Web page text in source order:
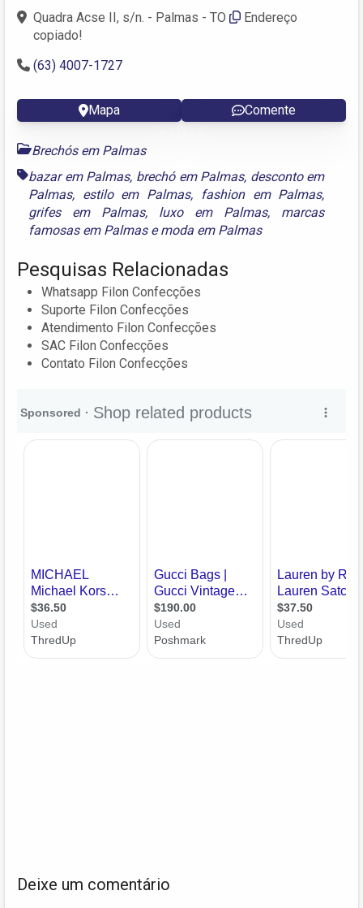
Quadra Acse II, s/n. - Palmas - TO
Endereço
copiado!
(63) 4007-1727
Mapa Comente
Brechós em Palmas
bazar em Palmas, brechó em Palmas, desconto em
Palmas, estilo em Palmas, fashion em Palmas,
grifes em Palmas, luxo em Palmas, marcas
famosas em Palmasemoda em Palmas
Pesquisas Relacionadas
Whatsapp Filon Confecções
Suporte Filon Confecções
Atendimento Filon Confecções
SAC Filon Confecções
Contato Filon Confecções
Deixe um comentário